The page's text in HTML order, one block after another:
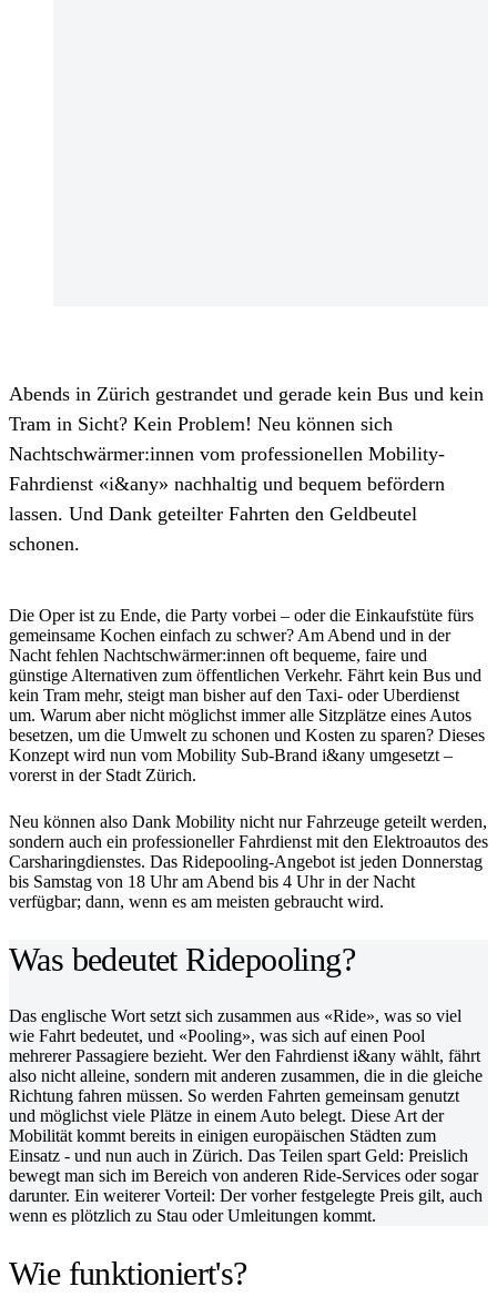
Abends in Zürich gestrandet und gerade kein Bus und kein
Tram in Sicht? Kein Problem! Neu können sich
Nachtschwärmer:innen vom professionellen Mobility-
Fahrdienst «i&any» nachhaltig und bequem befördern
lassen. Und Dank geteilter Fahrten den Geldbeutel
schonen.
Die Oper ist zu Ende, die Party vorbei – oder die Einkaufstüte fürs
gemeinsame Kochen einfach zu schwer? Am Abend und in der
Nacht fehlen Nachtschwärmer:innen oft bequeme, faire und
günstige Alternativen zum öffentlichen Verkehr. Fährt kein Bus und
kein Tram mehr, steigt man bisher auf den Taxi- oder Uberdienst
um. Warum aber nicht möglichst immer alle Sitzplätze eines Autos
besetzen, um die Umwelt zu schonen und Kosten zu sparen? Dieses
Konzept wird nun vom Mobility Sub-Brand i&any umgesetzt –
vorerst in der Stadt Zürich.
Neu können also Dank Mobility nicht nur Fahrzeuge geteilt werden,
sondern auch ein professioneller Fahrdienst mit den Elektroautos des
Carsharingdienstes. Das Ridepooling-Angebot ist jeden Donnerstag
bis Samstag von 18 Uhr am Abend bis 4 Uhr in der Nacht
verfügbar; dann, wenn es am meisten gebraucht wird.
Was bedeutet Ridepooling?
Das englische Wort setzt sich zusammen aus «Ride», was so viel
wie Fahrt bedeutet, und «Pooling», was sich auf einen Pool
mehrerer Passagiere bezieht. Wer den Fahrdienst i&any wählt, fährt
also nicht alleine, sondern mit anderen zusammen, die in die gleiche
Richtung fahren müssen. So werden Fahrten gemeinsam genutzt
und möglichst viele Plätze in einem Auto belegt. Diese Art der
Mobilität kommt bereits in einigen europäischen Städten zum
Einsatz - und nun auch in Zürich. Das Teilen spart Geld: Preislich
bewegt man sich im Bereich von anderen Ride-Services oder sogar
darunter. Ein weiterer Vorteil: Der vorher festgelegte Preis gilt, auch
wenn es plötzlich zu Stau oder Umleitungen kommt.
Wie funktioniert's?